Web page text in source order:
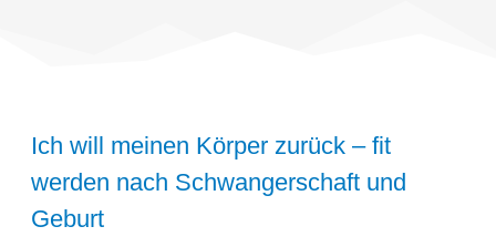
Ich will meinen Körper zurück – fit
werden nach Schwangerschaft und
Geburt